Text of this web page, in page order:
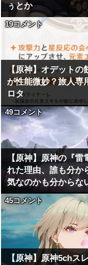
ぅとか
19コメント
【原神】オデット
が性能微妙？旅人専
ロタ
49コメント
【原神】原神の『雷
れた理由、誰も分か
気なのかも分からな
45コメント
【原神】原神5chス